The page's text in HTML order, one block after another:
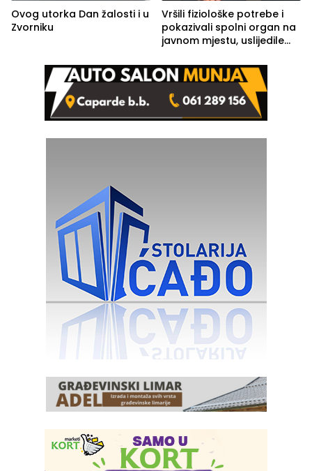
Ovog utorka Dan žalosti i u
Zvorniku
Vršili fiziološke potrebe i
pokazivali spolni organ na
javnom mjestu, uslijedile